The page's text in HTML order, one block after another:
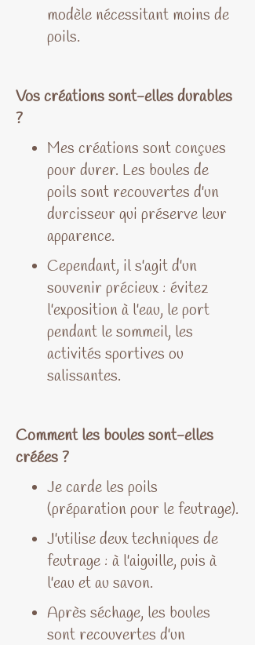
modèle nécessitant moins de
poils.
Vos créations sont-elles durables
?
Mes créations sont conçues
pour durer. Les boules de
poils sont recouvertes d'un
durcisseur qui préserve leur
apparence.
Cependant, il s'agit d'un
souvenir précieux : évitez
l'exposition à l'eau, le port
pendant le sommeil, les
activités sportives ou
salissantes.
Comment les boules sont-elles
créées ?
Je carde les poils
(préparation pour le feutrage).
J'utilise deux techniques de
feutrage : à l'aiguille, puis à
l'eau et au savon.
Après séchage, les boules
sont recouvertes d'un